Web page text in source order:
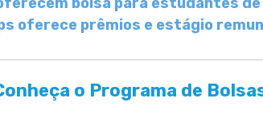
oferece prêmios e estágio
o Programa de